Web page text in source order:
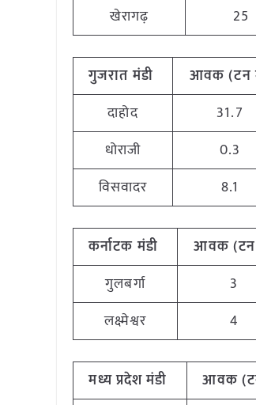
खेरागढ़
25
गुजरातमंडी आवक (टन
दाहोद
31.7
धोराजी
0.3
विसवादर
8.1
कर्नाटकमंडी आवक (टन
गुलबर्गा
3
लक्ष्मेश्वर
4
मध्यप्रदेश मंडी आवक